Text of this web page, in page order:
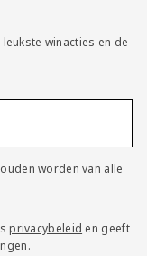
winacties en de
worden van alle
privacybeleid en geeft